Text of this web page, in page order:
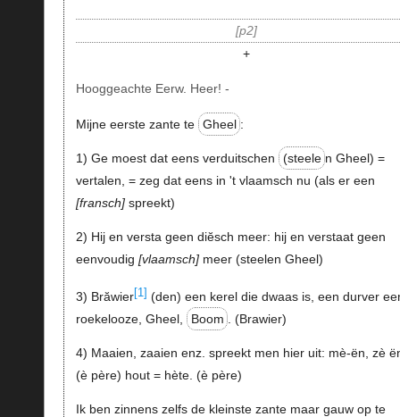
p2
+
Hooggeachte Eerw. Heer! -
Mijne eerste zante te Gheel :
1) Ge moest dat eens verduitschen (steele n Gheel) =
vertalen, = zeg dat eens in 't vlaamsch nu (als er een
fransch spreekt)
2) Hij en versta geen diӗsch meer: hij en verstaat geen
eenvoudig vlaamsch meer (steelen Gheel)
3) Brӑwier[1] (den) een kerel die dwaas is, een durver
roekelooze, Gheel,
Boom . (Brawier)
4) Maaien, zaaien enz. spreekt men hier uit: mè-ën, zè
(è père) hout = hète. (è père)
Ik ben zinnens zelfs de kleinste zante maar gauw op te